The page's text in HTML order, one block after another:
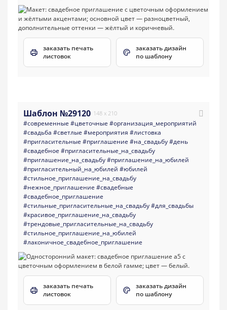
заказать печать
листовок
заказать дизайн
по шаблону
Шаблон №29120 148 x 210
#современные #цветочные #организация_мероприятий
#свадьба #светлые #мероприятия #листовка
#пригласительные #приглашение #на_свадьбу#день
#свадебное #пригласительные_на_свадьбу
#приглашение_на_свадьбу#приглашение_на_юбилей
#пригласительный_на_юбилей #юбилей
#стильное_приглашение_на_свадьбу
#нежное_приглашение #свадебные
#свадебное_приглашение
#стильные_пригласительные_на_свадьбу#для_свадьбы
#красивое_приглашение_на_свадьбу
#трендовые_пригласительные_на_свадьбу
#стильное_приглашение_на_юбилей
#лаконичное_свадебное_приглашение
заказать печать
листовок
заказать дизайн
по шаблону